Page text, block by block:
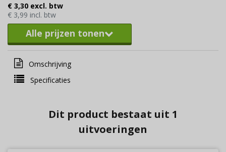
€ 3,30 excl. btw
€ 3,99 incl. btw
Alle prijzen tonen
Omschrijving
Specificaties
Dit product bestaat uit 1
uitvoeringen